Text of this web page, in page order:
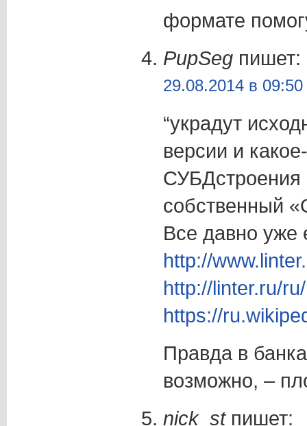
формате
PupSegпишет:
29.08.2014 в 09:50
“украдут
версии и
СУБДстроения
собственный
Все давно уже
http://
http://linter.ru/
https://
Правда в
возможно, –
nick_stпишет: